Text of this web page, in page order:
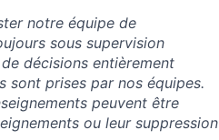
notre équipe de
sous supervision
décisions entièrement
sont prises par nos équipes.
peuvent être
ou leur suppression